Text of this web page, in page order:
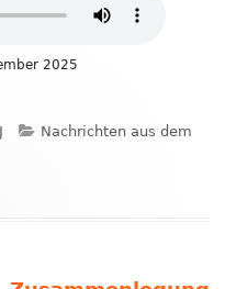
2025
Kategorien
Nachrichten aus dem